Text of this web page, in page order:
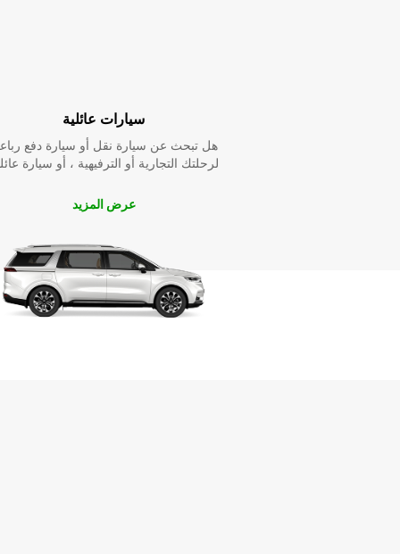
سيارات عائلية
هل تبحث عن سيارة نقل أو سيارة دفع
لرحلتك التجارية أو الترفيهية ، أو سيارة
عرض المزيد